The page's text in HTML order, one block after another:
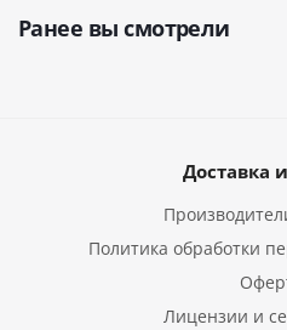
Ранее вы смотрели
Доставка
Политика обработки
Лицензии и